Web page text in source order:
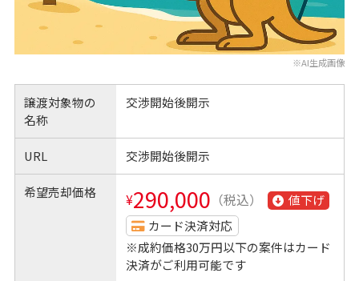
※AI生成画像
譲渡対象物の
名称
交渉開始後開示
URL 交渉開始後開示
希望売却価格 ¥290,000 （税込）
値下げ
カード決済対応
※成約価格30万円以下の案件はカード
決済がご利用可能です